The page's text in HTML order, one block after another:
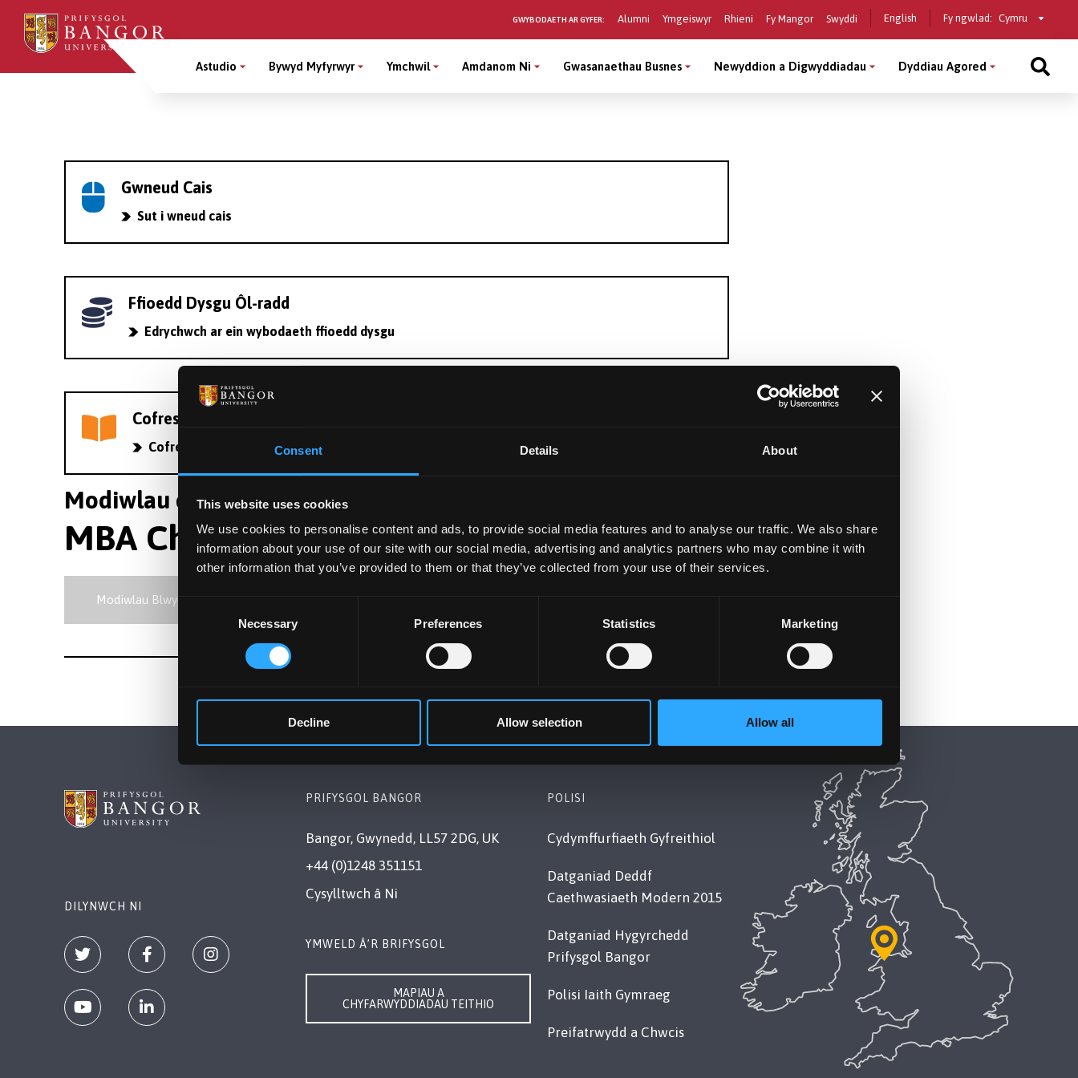
Consent Details About
This website uses cookies
We use cookies to personalise content and ads, to provide social media features and to analyse our traffic. We also share
information about your use of our site with our social media, advertising and analytics partners who may combine it with
other information that you’ve provided to them or that they’ve collected from your use of their services.
Selection
Necessary Preferences Statistics Marketing
Decline Allow selection Allow all
Sgipiwch
gynnwys
GWYBODAETH AR GYFER: Alumni Ymgeiswyr Rhieni Fy Mangor Swyddi English Fy ngwlad: Select
country
Main
Astudio Bywyd Myfyrwyr Ymchwil Amdanom Ni Gwasanaethau Busnes Newyddion a Digwyddiadau Dyddiau Agored
Gwneud Cais
Sut i wneud cais
Ffioedd Dysgu Ôl-radd
Edrychwch ar ein wybodaeth ffioedd dysgu
Cofrestrwch eich diddordeb mewn astudiaeth Ôl-radd
Cofrestrwch yma
Modiwlau cwrs N3BN | MBA/CBDL
MBA Chartered Banker
Modiwlau Blwyddyn 1
DILYNWCH NI
PRIFYSGOL BANGOR
Bangor, Gwynedd, LL57 2DG, UK
+44 (0)1248 351151
Cysylltwch â Ni
YMWELD Â’R BRIFYSGOL
MAPIAU A
CHYFARWYDDIADAU TEITHIO
POLISI
Cydymffurfiaeth Gyfreithiol
Datganiad Deddf
Caethwasiaeth Modern 2015
Datganiad Hygyrchedd
Prifysgol Bangor
Polisi Iaith Gymraeg
Preifatrwydd a Chwcis